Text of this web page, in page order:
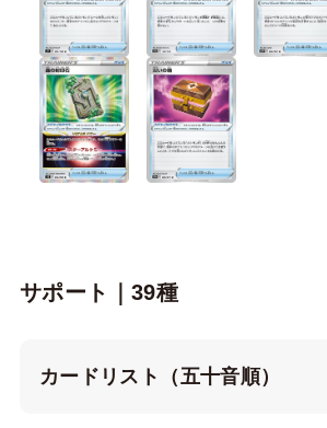
サポート｜39種
カードリスト（五十音順）